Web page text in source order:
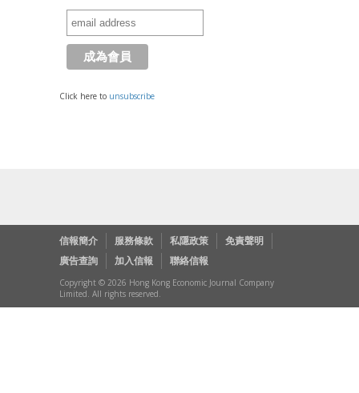
Click here to unsubscribe
信報簡介 服務條款 私隱政策
免責聲明
廣告查詢
加入信報 聯絡信報
Copyright © 2026 Hong Kong Economic Journal Company
Limited. All rights reserved.